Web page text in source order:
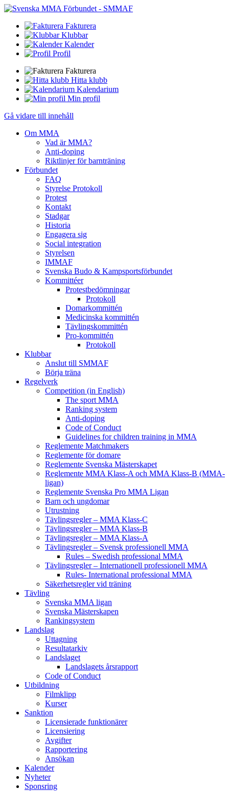
Fakturera
Klubbar
Kalender
Profil
Fakturera
Hitta klubb
Kalendarium
Min profil
Gå vidare till innehåll
Om MMA
Vad är MMA?
Anti-doping
Riktlinjer för barnträning
Förbundet
FAQ
Styrelse Protokoll
Protest
Kontakt
Stadgar
Historia
Engagera sig
Social integration
Styrelsen
IMMAF
Svenska Budo & Kampsportsförbundet
Kommittéer
Protestbedömningar
Protokoll
Domarkommittén
Medicinska kommittén
Tävlingskommittén
Pro-kommittén
Protokoll
Klubbar
Anslut till SMMAF
Börja träna
Regelverk
Competition (in English)
The sport MMA
Ranking system
Anti-doping
Code of Conduct
Guidelines for children training in MMA
Reglemente Matchmakers
Reglemente för domare
Reglemente Svenska Mästerskapet
Reglemente MMA Klass-A och MMA Klass-B (MMA-
ligan)
Reglemente Svenska Pro MMA Ligan
Barn och ungdomar
Utrustning
Tävlingsregler – MMA Klass-C
Tävlingsregler – MMA Klass-B
Tävlingsregler – MMA Klass-A
Tävlingsregler – Svensk professionell MMA
Rules – Swedish professional MMA
Tävlingsregler – Internationell professionell MMA
Rules- International professional MMA
Säkerhetsregler vid träning
Tävling
Svenska MMA ligan
Svenska Mästerskapen
Rankingsystem
Landslag
Uttagning
Resultatarkiv
Landslaget
Landslagets årsrapport
Code of Conduct
Utbildning
Filmklipp
Kurser
Sanktion
Licensierade funktionärer
Licensiering
Avgifter
Rapportering
Ansökan
Kalender
Nyheter
Sponsring